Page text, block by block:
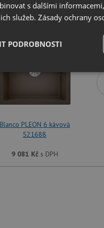
Blanco PLEON 6 kávová
521688
9 081 Kčs DPH
s dalšími
služeb. Zásady ochrany
PODROBNOSTI
Výkonové
nutné soubory Výkonové soubory
soubory cookie umožňují základní
nezbytně nutných souborů cookie